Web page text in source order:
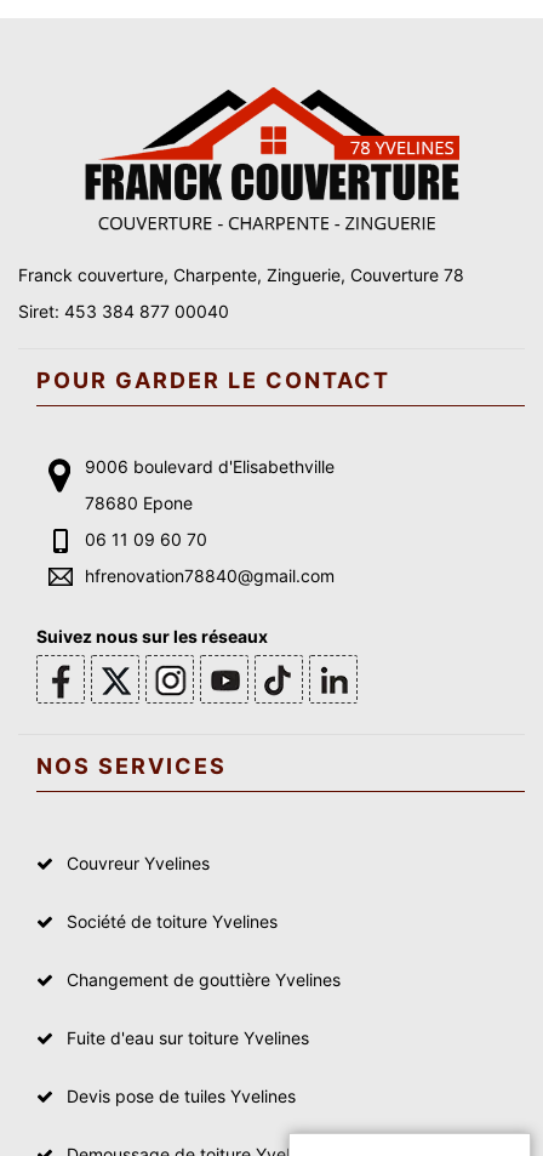
Franck couverture, Charpente, Zinguerie, Couverture 78
Siret: 453 384 877 00040
POUR GARDER LE CONTACT
9006 boulevard d'Elisabethville
78680 Epone
06 11 09 60 70
hfrenovation78840@gmail.com
Suivez nous sur les réseaux
NOS SERVICES
Couvreur Yvelines
Société de toiture Yvelines
Changement de gouttière Yvelines
Fuite d'eau sur toiture Yvelines
Devis pose de tuiles Yvelines